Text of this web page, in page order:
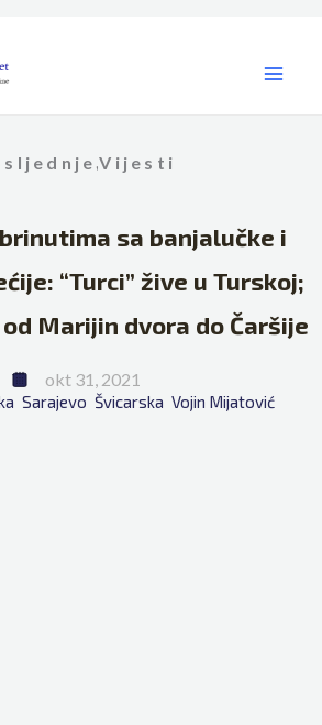
,Vijesti
sa banjalučke i
“Turci” žive u Turskoj;
Marijin dvora do Čaršije
okt 31, 2021
Sarajevo Švicarska Vojin Mijatović